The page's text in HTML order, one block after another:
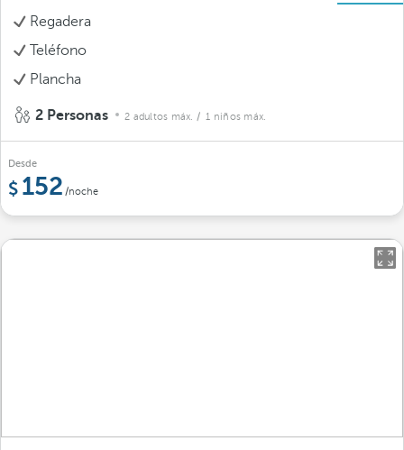
Regadera
Teléfono
Plancha
2 Personas 2 adultos máx. / 1 niños máx.
Desde
152 /noche